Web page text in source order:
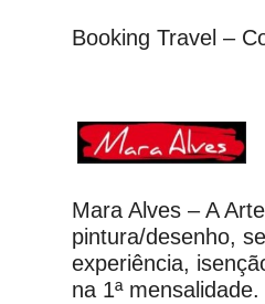
Booking Travel –
Mara Alves – A
pintura/desenho,
experiência,
na 1ª mensalidade.